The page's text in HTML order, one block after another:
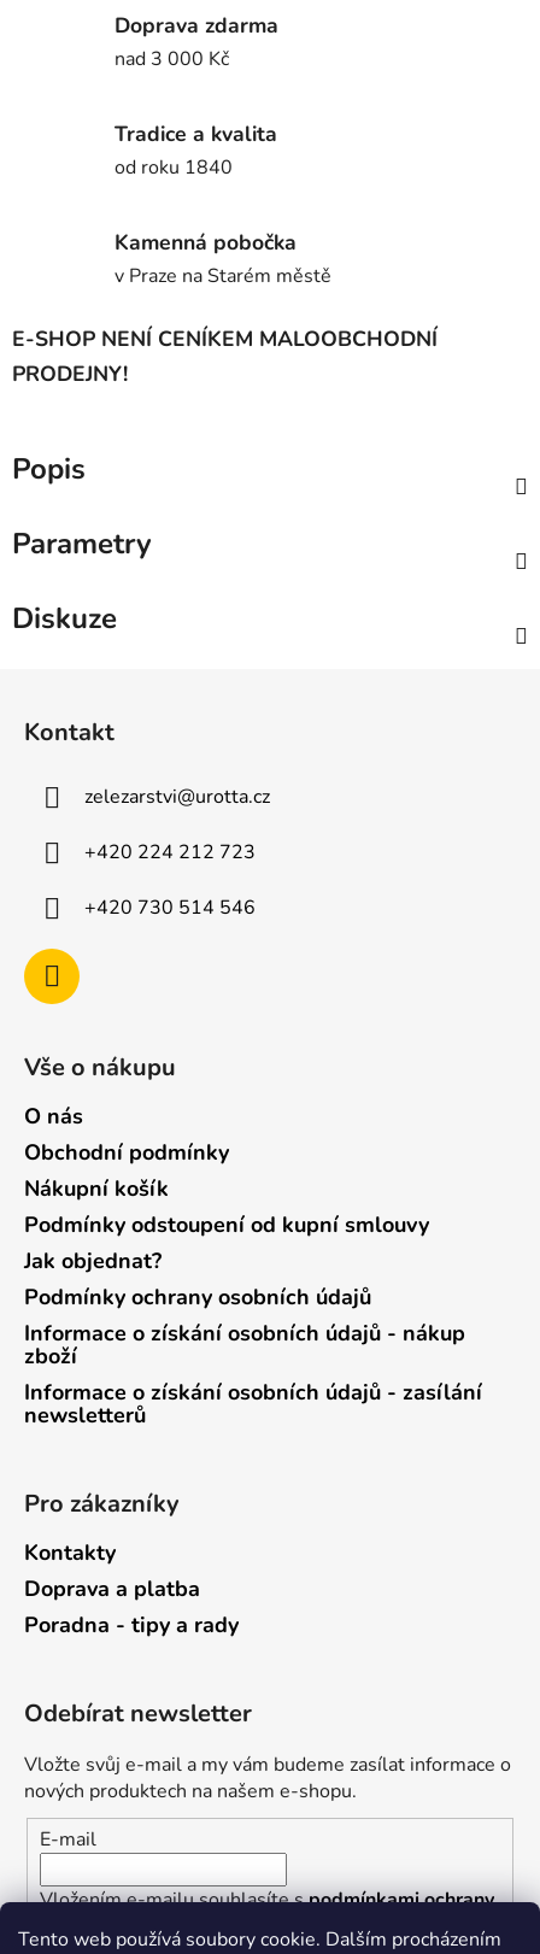
Tento web používá soubory cookie. Dalším procházením
Doprava zdarma
nad 3 000 Kč
Tradice a kvalita
od roku 1840
Kamenná pobočka
v Praze na Starém městě
E-SHOP NENÍ CENÍKEM MALOOBCHODNÍ
PRODEJNY!
Popis
Parametry
Diskuze
Kontakt
zelezarstvi@urotta.cz
+420 224 212 723
+420 730 514 546
Vše o nákupu
O nás
Obchodní podmínky
Nákupní košík
Podmínky odstoupení od kupní smlouvy
Jak objednat?
Podmínky ochrany osobních údajů
Informace o získání osobních údajů - nákup
zboží
Informace o získání osobních údajů - zasílání
newsletterů
Pro zákazníky
Kontakty
Doprava a platba
Poradna - tipy a rady
Odebírat newsletter
Vložte svůj e-mail a my vám budeme zasílat informace o
nových produktech na našem e-shopu.
E-mail
Vložením e-mailu souhlasíte spodmínkami ochrany
osobních údajů